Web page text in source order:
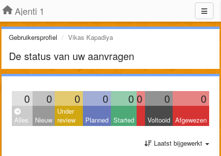
Ajenti 1
Gebruikersprofiel Vikas Kapadiya
De status van uw aanvragen
0 0 0 0 0 0 0 0
Alles Nieuw
Under
review
Planned Started Voltooid Afgewezen
Laatst bijgewerkt